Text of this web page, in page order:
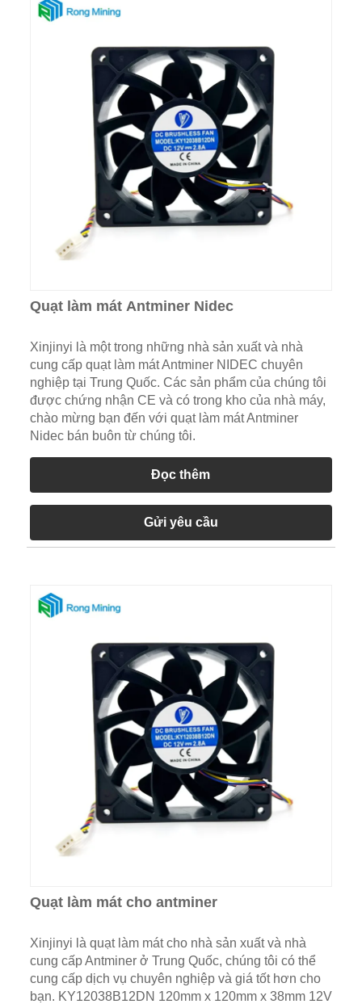
Quạt làm mát Antminer Nidec
Xinjinyi là một trong những nhà sản xuất và nhà
cung cấp quạt làm mát Antminer NIDEC chuyên
nghiệp tại Trung Quốc. Các sản phẩm của chúng tôi
được chứng nhận CE và có trong kho của nhà máy,
chào mừng bạn đến với quạt làm mát Antminer
Nidec bán buôn từ chúng tôi.
Đọc thêm
Gửi yêu cầu
Quạt làm mát cho antminer
Xinjinyi là quạt làm mát cho nhà sản xuất và nhà
cung cấp Antminer ở Trung Quốc, chúng tôi có thể
cung cấp dịch vụ chuyên nghiệp và giá tốt hơn cho
bạn. KY12038B12DN 120mm x 120mm x 38mm 12V